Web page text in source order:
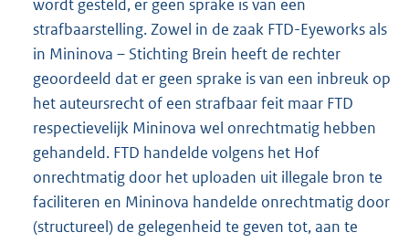
wordt gesteld, er geen sprake is van een
strafbaarstelling. Zowel in de zaak FTD-Eyeworks als
in Mininova – Stichting Brein heeft de rechter
geoordeeld dat er geen sprake is van een inbreuk op
het auteursrecht of een strafbaar feit maar FTD
respectievelijk Mininova wel onrechtmatig hebben
gehandeld. FTD handelde volgens het Hof
onrechtmatig door het uploaden uit illegale bron te
faciliteren en Mininova handelde onrechtmatig door
(structureel) de gelegenheid te geven tot, aan te